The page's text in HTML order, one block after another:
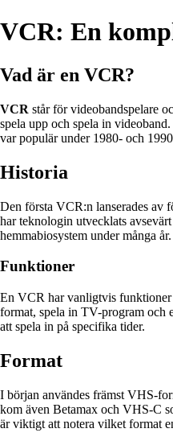
VCR: En
Vad är en VCR?
VCR står för videobandspelare
spela upp och spela in
var populär under 1980- och
Historia
Den första VCR:n lanserades av
har teknologin utvecklats
hemmabiosystem under många år.
Funktioner
En VCR har vanligtvis
format, spela in TV-program och
att spela in på specifika tider.
Format
I början användes främst VHS-
kom även Betamax och VHS-C
är viktigt att notera vilket format